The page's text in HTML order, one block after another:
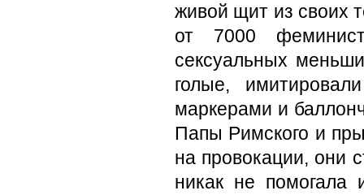
живой щит из своих
от 7000
сексуальных
голые,
маркерами и
Папы Римского и
на провокации, они
никак не помогала